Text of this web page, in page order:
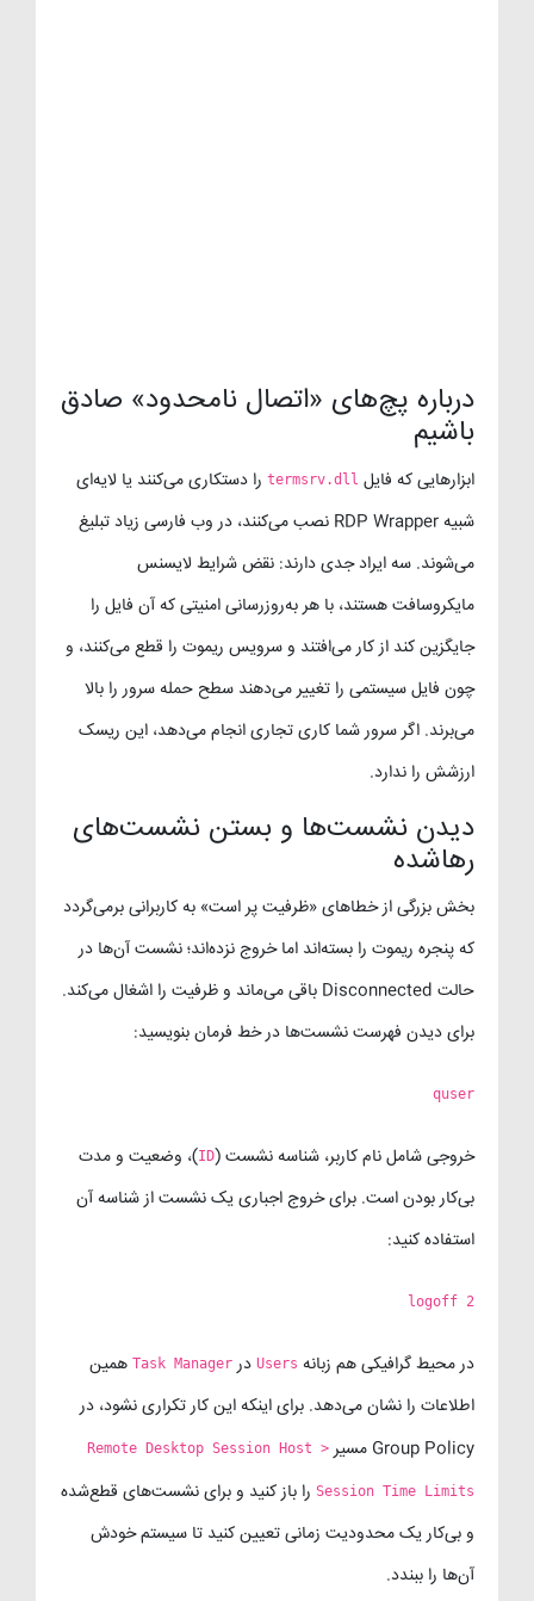
درباره پچ‌های «اتصال نامحدود» صادق
باشیم
ابزارهایی که فایل termsrv.dll را دستکاری می‌کنند یا لایه‌ای
شبیه RDP Wrapper نصب می‌کنند، در وب فارسی زیاد تبلیغ
می‌شوند. سه ایراد جدی دارند: نقض شرایط لایسنس
مایکروسافت هستند، با هر به‌روزرسانی امنیتی که آن فایل را
جایگزین کند از کار می‌افتند و سرویس ریموت را قطع می‌کنند، و
چون فایل سیستمی را تغییر می‌دهند سطح حمله سرور را بالا
می‌برند. اگر سرور شما کاری تجاری انجام می‌دهد، این ریسک
ارزشش را ندارد.
دیدن نشست‌ها و بستن نشست‌های
رهاشده
بخش بزرگی از خطاهای «ظرفیت پر است» به کاربرانی برمی‌گردد
که پنجره ریموت را بسته‌اند اما خروج نزده‌اند؛ نشست آن‌ها در
حالت Disconnected باقی می‌ماند و ظرفیت را اشغال می‌کند.
برای دیدن فهرست نشست‌ها در خط فرمان بنویسید:
quser
خروجی شامل نام کاربر، شناسه نشست (ID)، وضعیت و مدت
بی‌کار بودن است. برای خروج اجباری یک نشست از شناسه آن
استفاده کنید:
logoff 2
در محیط گرافیکی هم زبانه Users در Task Manager همین
اطلاعات را نشان می‌دهد. برای اینکه این کار تکراری نشود، در
Group Policy مسیر
Remote Desktop Session Host >
Session Time Limits را باز کنید و برای نشست‌های قطع‌شده
و بی‌کار یک محدودیت زمانی تعیین کنید تا سیستم خودش
آن‌ها را ببندد.